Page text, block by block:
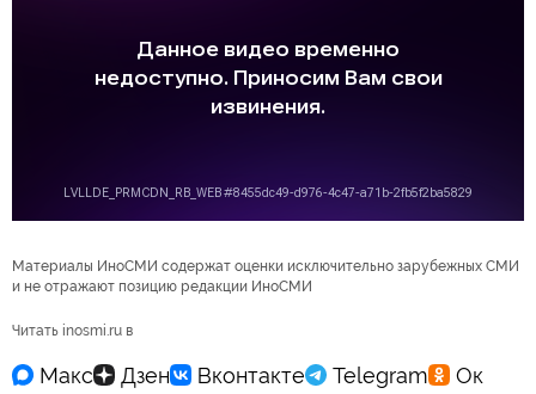
Материалы ИноСМИ содержат оценки исключительно зарубежных СМИ
и не отражают позицию редакции ИноСМИ
Читать inosmi.ru в